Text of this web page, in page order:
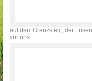
auf dem Grenzsteig, der Lusen
vor uns